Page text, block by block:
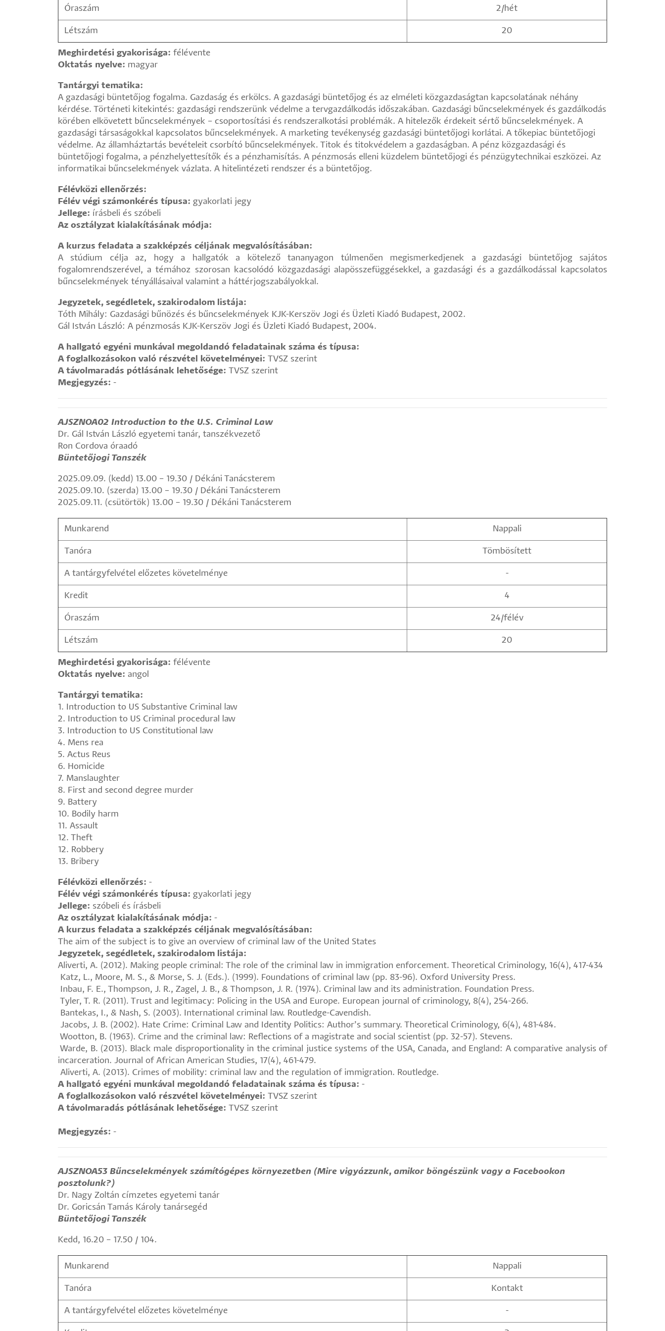
Óraszám 2/hét
Létszám 20
Meghirdetési gyakorisága: félévente
Oktatás nyelve: magyar
Tantárgyi tematika:
A gazdasági büntetőjog fogalma. Gazdaság és erkölcs. A gazdasági büntetőjog és az elméleti közgazdaságtan kapcsolatának néhány
kérdése. Történeti kitekintés: gazdasági rendszerünk védelme a tervgazdálkodás időszakában. Gazdasági bűncselekmények és gazdálkodás
körében elkövetett bűncselekmények – csoportosítási és rendszeralkotási problémák. A hitelezők érdekeit sértő bűncselekmények. A
gazdasági társaságokkal kapcsolatos bűncselekmények. A marketing tevékenység gazdasági büntetőjogi korlátai. A tőkepiac büntetőjogi
védelme. Az államháztartás bevételeit csorbító bűncselekmények. Titok és titokvédelem a gazdaságban. A pénz közgazdasági és
büntetőjogi fogalma, a pénzhelyettesítők és a pénzhamisítás. A pénzmosás elleni küzdelem büntetőjogi és pénzügytechnikai eszközei. Az
informatikai bűncselekmények vázlata. A hitelintézeti rendszer és a büntetőjog.
Félévközi ellenőrzés:
Félév végi számonkérés típusa: gyakorlati jegy
Jellege: írásbeli és szóbeli
Az osztályzat kialakításának módja:
A kurzus feladata a szakképzés céljának megvalósításában:
A stúdium célja az, hogy a hallgatók a kötelező tananyagon túlmenően megismerkedjenek a gazdasági büntetőjog sajátos
fogalomrendszerével, a témához szorosan kacsolódó közgazdasági alapösszefüggésekkel, a gazdasági és a gazdálkodással kapcsolatos
bűncselekmények tényállásaival valamint a háttérjogszabályokkal.
Jegyzetek, segédletek, szakirodalom listája:
Tóth Mihály: Gazdasági bűnözés és bűncselekmények KJK-Kerszöv Jogi és Üzleti Kiadó Budapest, 2002.
Gál István László: A pénzmosás KJK-Kerszöv Jogi és Üzleti Kiadó Budapest, 2004.
A hallgató egyéni munkával megoldandó feladatainak száma és típusa:
A foglalkozásokon való részvétel követelményei: TVSZ szerint
A távolmaradás pótlásának lehetősége: TVSZ szerint
Megjegyzés: -
AJSZNOA02 Introduction to the U.S. Criminal Law
Dr. Gál István László egyetemi tanár, tanszékvezető
Ron Cordova óraadó
Büntetőjogi Tanszék
2025.09.09. (kedd) 13.00 – 19.30 / Dékáni Tanácsterem
2025.09.10. (szerda) 13.00 – 19.30 / Dékáni Tanácsterem
2025.09.11. (csütörtök) 13.00 – 19.30 / Dékáni Tanácsterem
Munkarend Nappali
Tanóra Tömbösített
A tantárgyfelvétel előzetes követelménye -
Kredit 4
Óraszám 24/félév
Létszám 20
Meghirdetési gyakorisága: félévente
Oktatás nyelve: angol
Tantárgyi tematika:
1. Introduction to US Substantive Criminal law
2. Introduction to US Criminal procedural law
3. Introduction to US Constitutional law
4. Mens rea
5. Actus Reus
6. Homicide
7. Manslaughter
8. First and second degree murder
9. Battery
10. Bodily harm
11. Assault
12. Theft
12. Robbery
13. Bribery
Félévközi ellenőrzés: -
Félév végi számonkérés típusa: gyakorlati jegy
Jellege: szóbeli és írásbeli
Az osztályzat kialakításának módja: -
A kurzus feladata a szakképzés céljának megvalósításában:
The aim of the subject is to give an overview of criminal law of the United States
Jegyzetek, segédletek, szakirodalom listája:
Aliverti, A. (2012). Making people criminal: The role of the criminal law in immigration enforcement. Theoretical Criminology, 16(4), 417-434
Katz, L., Moore, M. S., & Morse, S. J. (Eds.). (1999). Foundations of criminal law (pp. 83-96). Oxford University Press.
Inbau, F. E., Thompson, J. R., Zagel, J. B., & Thompson, J. R. (1974). Criminal law and its administration. Foundation Press.
Tyler, T. R. (2011). Trust and legitimacy: Policing in the USA and Europe. European journal of criminology, 8(4), 254-266.
Bantekas, I., & Nash, S. (2003). International criminal law. Routledge-Cavendish.
Jacobs, J. B. (2002). Hate Crime: Criminal Law and Identity Politics: Author’s summary. Theoretical Criminology, 6(4), 481-484.
Wootton, B. (1963). Crime and the criminal law: Reflections of a magistrate and social scientist (pp. 32-57). Stevens.
Warde, B. (2013). Black male disproportionality in the criminal justice systems of the USA, Canada, and England: A comparative analysis of
incarceration. Journal of African American Studies, 17(4), 461-479.
Aliverti, A. (2013). Crimes of mobility: criminal law and the regulation of immigration. Routledge.
A hallgató egyéni munkával megoldandó feladatainak száma és típusa: -
A foglalkozásokon való részvétel követelményei: TVSZ szerint
A távolmaradás pótlásának lehetősége: TVSZ szerint
Megjegyzés: -
AJSZNOA53 Bűncselekmények számítógépes környezetben (Mire vigyázzunk, amikor böngészünk vagy a Facebookon
posztolunk?)
Dr. Nagy Zoltán címzetes egyetemi tanár
Dr. Goricsán Tamás Károly tanársegéd
Büntetőjogi Tanszék
Kedd, 16.20 – 17.50 / 104.
Munkarend Nappali
Tanóra Kontakt
A tantárgyfelvétel előzetes követelménye -